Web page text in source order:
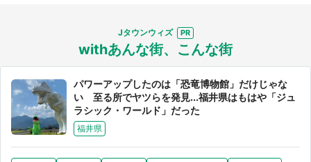
Jタウンウィズ
withあんな街、こんな街
パワーアップしたのは「恐竜博物館」だけじゃな
い 至る所でヤツらを発見...福井県はもはや「ジュ
ラシック・ワールド」だった
福井県